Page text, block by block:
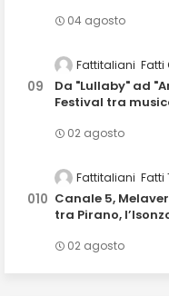
04 agosto
Fattitaliani Fatti
Da "Lullaby" ad
Festival tra
02 agosto
Fattitaliani Fatti
Canale 5,
tra Pirano,
02 agosto